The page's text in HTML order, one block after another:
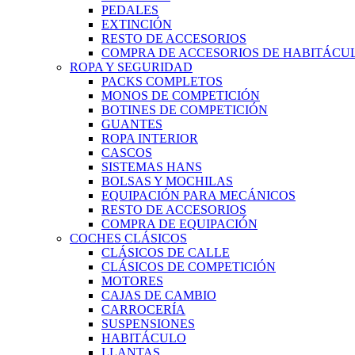
PEDALES
EXTINCIÓN
RESTO DE ACCESORIOS
COMPRA DE ACCESORIOS DE
ROPA Y SEGURIDAD
PACKS COMPLETOS
MONOS DE COMPETICIÓN
BOTINES DE COMPETICIÓN
GUANTES
ROPA INTERIOR
CASCOS
SISTEMAS HANS
BOLSAS Y MOCHILAS
EQUIPACIÓN PARA MECÁNICOS
RESTO DE ACCESORIOS
COMPRA DE EQUIPACIÓN
COCHES CLÁSICOS
CLÁSICOS DE CALLE
CLÁSICOS DE COMPETICIÓN
MOTORES
CAJAS DE CAMBIO
CARROCERÍA
SUSPENSIONES
HABITÁCULO
LLANTAS